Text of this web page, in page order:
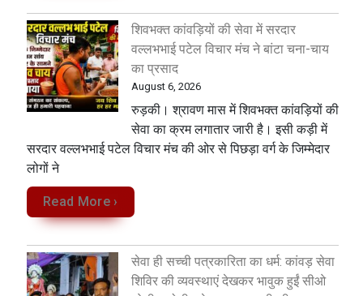
शिवभक्त कांवड़ियों की सेवा में सरदार
वल्लभभाई पटेल विचार मंच ने बांटा चना-चाय
का प्रसाद
August 6, 2026
रुड़की। श्रावण मास में शिवभक्त कांवड़ियों की
सेवा का क्रम लगातार जारी है। इसी कड़ी में
सरदार वल्लभभाई पटेल विचार मंच की ओर से पिछड़ा वर्ग के जिम्मेदार
लोगों ने
Read More ›
सेवा ही सच्ची पत्रकारिता का धर्म: कांवड़ सेवा
शिविर की व्यवस्थाएं देखकर भावुक हुईं सीओ